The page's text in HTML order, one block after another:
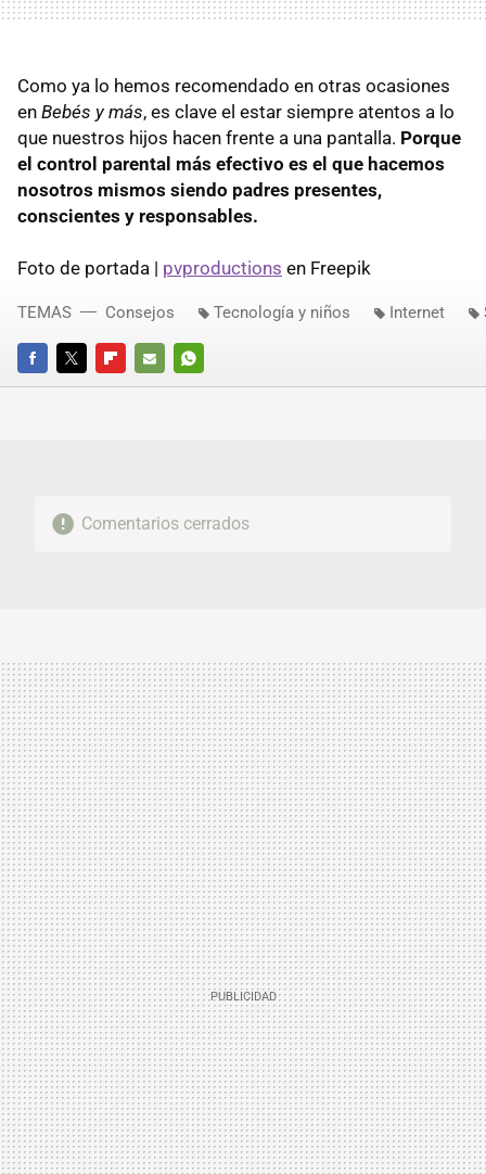
Como ya lo hemos recomendado en otras ocasiones
en Bebés y más, es clave el estar siempre atentos a lo
que nuestros hijos hacen frente a una pantalla. Porque
el control parental más efectivo es el que hacemos
nosotros mismos siendo padres presentes,
conscientes y responsables.
Foto de portada | pvproductions en Freepik
FACEBOOKTWITTERFLIPBOARD
E-
WHATSAPP
TEMAS Consejos Tecnología y niños Internet
Comentarios cerrados